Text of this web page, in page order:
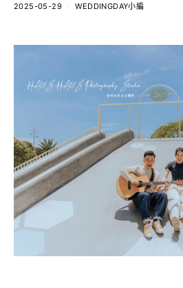
2025-05-29 WEDDINGDAY小編